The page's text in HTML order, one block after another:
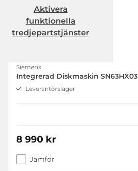
Aktivera
funktionella
tredjepartstjänster
Siemens
Integrerad Diskmaskin
Leverantörslager
8 990 kr
Jämför